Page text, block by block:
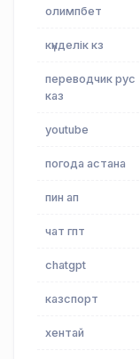
олимпбет
күнделік кз
переводчик рус
каз
youtube
погода астана
пин ап
чат гпт
chatgpt
казспорт
хентай